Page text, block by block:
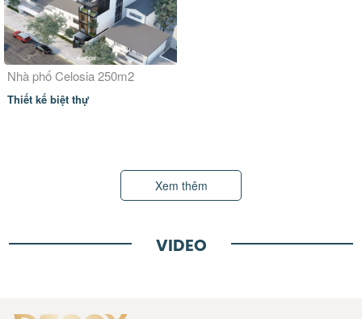
Nhà phố Celosia 250m2
Thiết kế biệt thự
Xem thêm
VIDEO